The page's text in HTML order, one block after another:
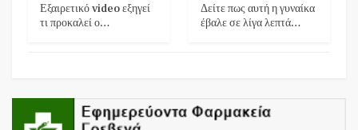
Εξαιρετικό video εξηγεί
τι προκαλεί ο…
Δείτε πως αυτή η γυναίκα
έβαλε σε λίγα λεπτά…